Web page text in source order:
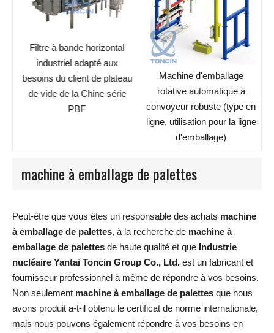
Filtre à bande horizontal
industriel adapté aux
besoins du client de plateau
de vide de la Chine série
PBF
Machine d'emballage
rotative automatique à
convoyeur robuste (type en
ligne, utilisation pour la ligne
d'emballage)
machine à emballage de palettes
Peut-être que vous êtes un responsable des achats machine
à emballage de palettes, à la recherche de machine à
emballage de palettes de haute qualité et que Industrie
nucléaire Yantai Toncin Group Co., Ltd. est un fabricant et
fournisseur professionnel à même de répondre à vos besoins.
Non seulement machine à emballage de palettes que nous
avons produit a-t-il obtenu le certificat de norme internationale,
mais nous pouvons également répondre à vos besoins en